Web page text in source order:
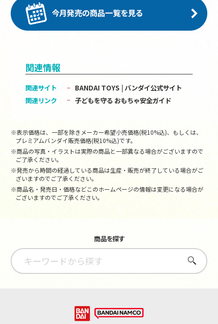
関連情報
関連サイト
BANDAI TOYS | バンダイ公式サイト
関連リンク
子どもを守る おもちゃ安全ガイド
※表示価格は、一部を除きメーカー希望小売価格(税10%込)、もしくは、
プレミアムバンダイ販売価格(税10%込)です。
※商品の写真・イラストは実際の商品と一部異なる場合がございますので
ご了承ください。
※発売から時間の経過している商品は生産・販売が終了している場合がご
ざいますのでご了承ください。
※商品名・発売日・価格などこのホームページの情報は変更になる場合が
ございますのでご了承ください。
商品を探す
さがす